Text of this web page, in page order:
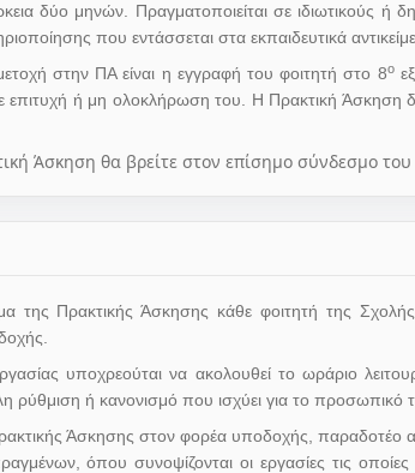
δύο μηνών. Πραγματοποιείται σε ιδιωτικούς ή
που εντάσσεται στα εκπαιδευτικά
στην ΠΑ είναι η εγγραφή του φοιτητή στο 8ο
επιτυχή ή μη ολοκλήρωση του. Η Πρακτική Άσκηση
Άσκηση θα βρείτε στον επίσημο σύνδεσμο
της Πρακτικής Άσκησης κάθε φοιτητή της
υποχρεούται να ακολουθεί το ωράριο
ρύθμιση ή κανονισμό που ισχύει για το προσωπικό
Άσκησης στον φορέα υποδοχής, παραδοτέο
όπου συνοψίζονται οι εργασίες τις